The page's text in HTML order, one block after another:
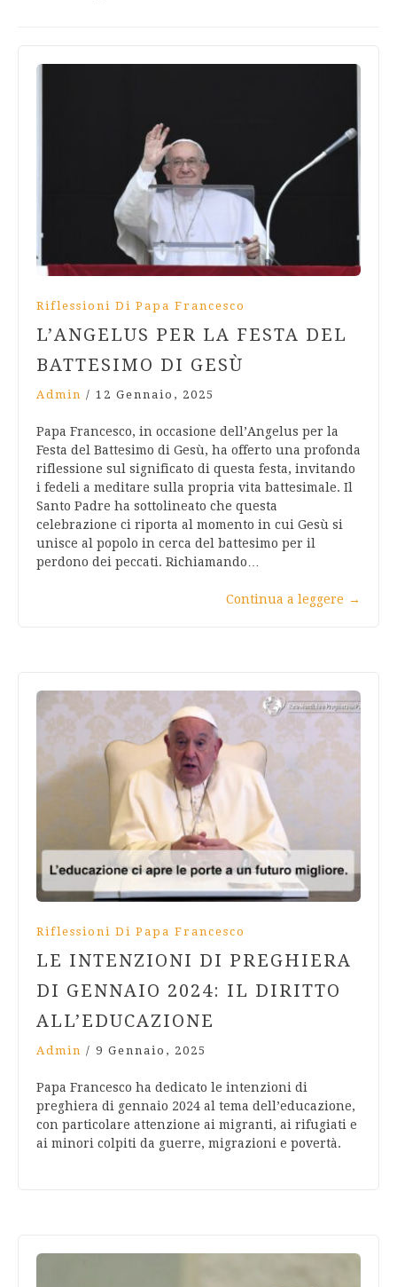
Riflessioni Di Papa Francesco
L’ANGELUS PER LA FESTA DEL
BATTESIMO DI GESÙ
Admin / 12 Gennaio, 2025
Papa Francesco, in occasione dell’Angelus per la
Festa del Battesimo di Gesù, ha offerto una profonda
riflessione sul significato di questa festa, invitando
i fedeli a meditare sulla propria vita battesimale. Il
Santo Padre ha sottolineato che questa
celebrazione ci riporta al momento in cui Gesù si
unisce al popolo in cerca del battesimo per il
perdono dei peccati. Richiamando…
Continua a leggere →
Riflessioni Di Papa Francesco
LE INTENZIONI DI PREGHIERA
DI GENNAIO 2024: IL DIRITTO
ALL’EDUCAZIONE
Admin / 9 Gennaio, 2025
Papa Francesco ha dedicato le intenzioni di
preghiera di gennaio 2024 al tema dell’educazione,
con particolare attenzione ai migranti, ai rifugiati e
ai minori colpiti da guerre, migrazioni e povertà.